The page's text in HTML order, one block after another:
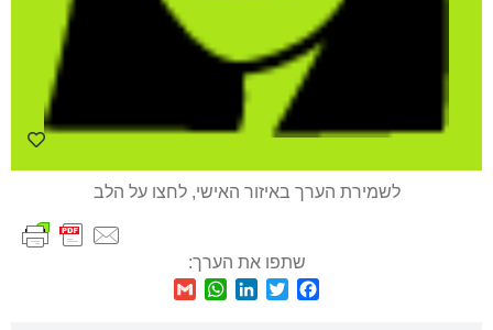
לשמירת הערך באיזור האישי, לחצו על הלב
שתפו את הערך:
Facebook
Twitter
LinkedIn
WhatsApp